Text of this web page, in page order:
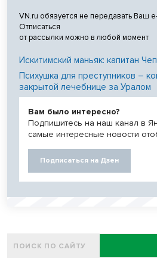
VN.ru обязуется не передавать Ваш
Отписаться
от рассылки можно в любой момент
Искитимский маньяк: капитан
Психушка для преступников –
закрытой лечебнице за Уралом
Вам было интересно?
Подпишитесь на наш канал в
самые интересные новости
Подписаться на Дзен